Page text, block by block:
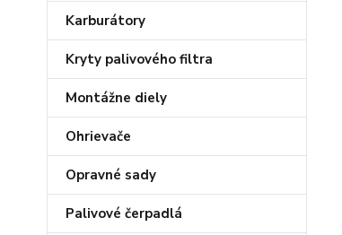
Karburátory
Kryty palivového filtra
Montážne diely
Ohrievače
Opravné sady
Palivové čerpadlá